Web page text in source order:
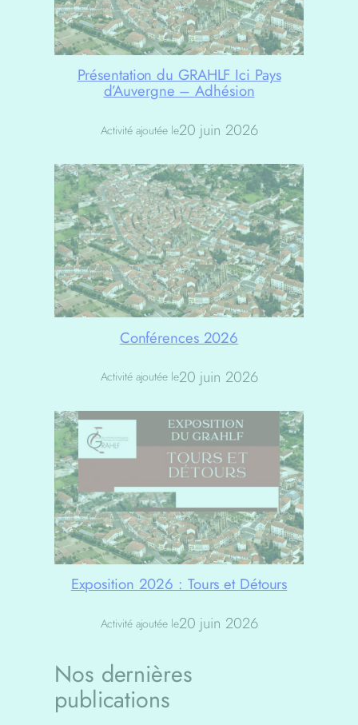
Présentation du GRAHLF Ici Pays
d’Auvergne – Adhésion
Activité ajoutée le20 juin 2026
Conférences 2026
Activité ajoutée le20 juin 2026
Exposition 2026 : Tours et Détours
Activité ajoutée le20 juin 2026
Nos dernières
publications